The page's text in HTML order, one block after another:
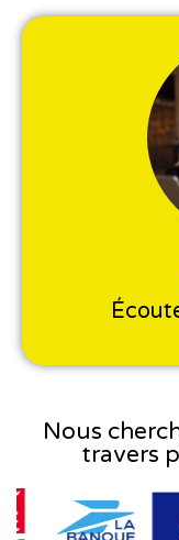
Nous
travers